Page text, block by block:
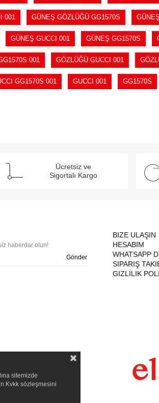
001 GÜNEŞ GÖZLÜĞÜ GG1570S
GÜNEŞ GUCCI 001 GÜNEŞ GG1570S
001 GÖZLÜĞÜ GUCCI 001
GG1570S 001 GUCCI 001 GG1570S
Ücretsiz ve
Sigortalı Kargo
haberdar olun!
Gönder
BIZE ULAŞIN
HESABIM
WHATSAPP
SIPARIŞ
GIZLILIK
sitemizde
Kvkk sözleşmesini